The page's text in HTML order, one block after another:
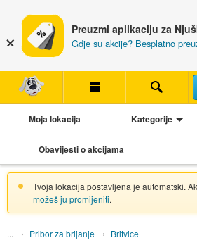
Preuzmi aplikaciju za
Gdje su akcije? Besplatno
Moja lokacija Kategorije
Obavijesti o akcijama
Tvoja lokacija postavljena je automatski.
možeš ju promijeniti.
Pribor za brijanje Britvice